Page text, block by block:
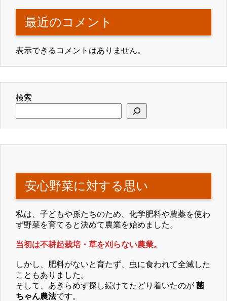
最近のコメント
表示できるコメントはありません。
検索
安心野菜に対する思い
私は、子どもや孫たちのため、化学肥料や農薬を使わ
ず野菜を育てると決めて農業を始めました。
当初は不耕起栽培・草を刈らない農業。
しかし、肥料がないと育たず、虫に食われて全滅した
こともありました。
そして、あきらめず探し続けてたどり着いたのが 菌
ちゃん農法です。